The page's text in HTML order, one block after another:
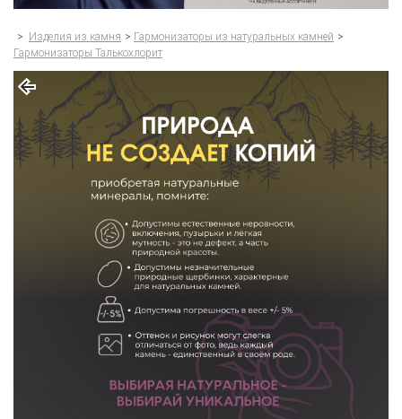
> Изделия из камня > Гармонизаторы из натуральных камней >
Гармонизаторы Талькохлорит